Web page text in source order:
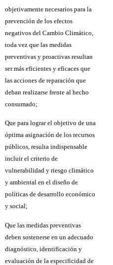
objetivamente necesarios para la
prevención de los efectos
negativos del Cambio Climático,
toda vez que las medidas
preventivas y proactivas resultan
ser más eficientes y eficaces que
las acciones de reparación que
deban realizarse frente al hecho
consumado;
Que para lograr el objetivo de una
óptima asignación de los recursos
públicos, resulta indispensable
incluir el criterio de
vulnerabilidad y riesgo climático
y ambiental en el diseño de
políticas de desarrollo económico
y social;
Que las medidas preventivas
deben sostenerse en un adecuado
diagnóstico, identificación y
evaluación de la especificidad de